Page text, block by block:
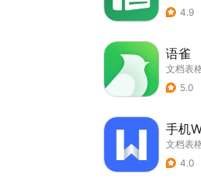
4.9
语雀
文档表
5.0
手机
文档表
4.0